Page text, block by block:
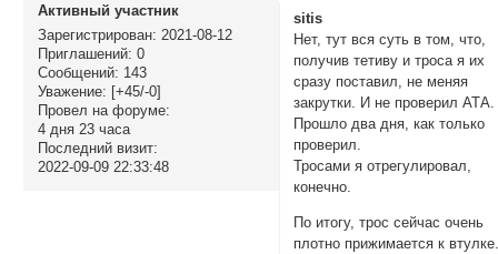
Активный участник
Зарегистрирован: 2021-08-12
Приглашений: 0
Сообщений: 143
Уважение: [+45/-0]
Провел на форуме:
4 дня 23 часа
Последний визит:
2022-09-09 22:33:48
sitis
Нет, тут вся суть в том, что,
получив тетиву и троса я их
сразу поставил, не меняя
закрутки. И не проверил АТА.
Прошло два дня, как только
проверил.
Тросами я отрегулировал,
конечно.
По итогу, трос сейчас очень
плотно прижимается к